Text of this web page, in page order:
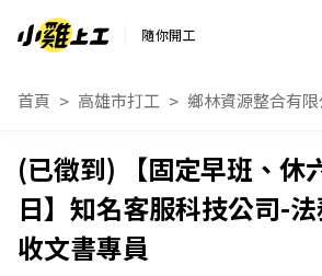
隨你開工
首頁 高雄市打工 鄉林資源整合有限
【固定早班、休
日】知名客服科技公司-
收文書專員